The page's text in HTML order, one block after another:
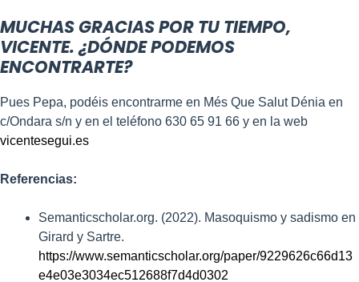
MUCHAS GRACIAS POR TU TIEMPO,
VICENTE. ¿DÓNDE PODEMOS
ENCONTRARTE?
Pues Pepa, podéis encontrarme en Més Que Salut Dénia en
c/Ondara s/n y en el teléfono 630 65 91 66 y en la web
vicentesegui.es
Referencias:
Semanticscholar.org. (2022). Masoquismo y sadismo en
Girard y Sartre.
https://www.semanticscholar.org/paper/9229626c66d13
e4e03e3034ec512688f7d4d0302